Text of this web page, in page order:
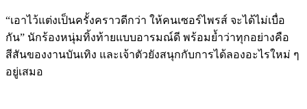
“เอาไว้แต่งเป็นครั้งคราวดีกว่า ให้คนเซอร์ไพรส์ จะได้ไม่เบื่อ
กัน” นักร้องหนุ่มทิ้งท้ายแบบอารมณ์ดี พร้อมย้ำว่าทุกอย่างคือ
สีสันของงานบันเทิง และเจ้าตัวยังสนุกกับการได้ลองอะไรใหม่ ๆ
อยู่เสมอ